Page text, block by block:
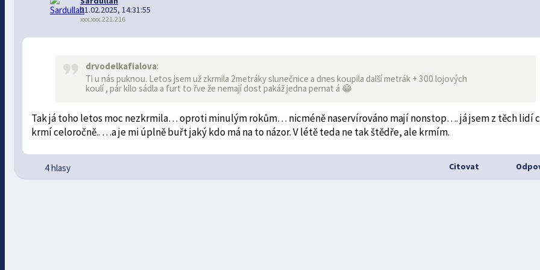
21.02.2025, 14:31:55
xxx.xxx.221.216
drvodelkafialova:
Ti u nás puknou. Letos jsem už zkrmila 2metráky slunečnice a dnes koupila další metrák + 300 lojových
koulí , pár kilo sádla a furt to řve že nemají dost pakáž jedna pernat á 😂
Tak já toho letos moc nezkrmila… oproti minulým rokům… nicméně naservírováno mají nonstop…. já jsem z těch lidí
krmí celoročně.. …a je mi úplně buřt jaký kdo má na to názor. V létě teda ne tak štědře, ale krmím.
4 hlasy Citovat